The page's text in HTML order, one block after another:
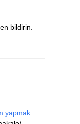
bildirin.
yapmak